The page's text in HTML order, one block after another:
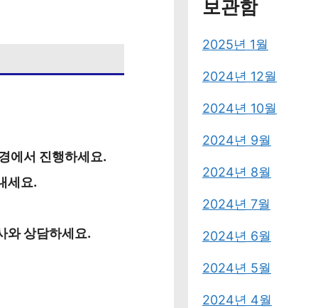
에서 진행하세요.
세요.
와 상담하세요.
보관함
2025년 1월
2024년 12월
2024년 10월
2024년 9월
2024년 8월
2024년 7월
2024년 6월
2024년 5월
2024년 4월